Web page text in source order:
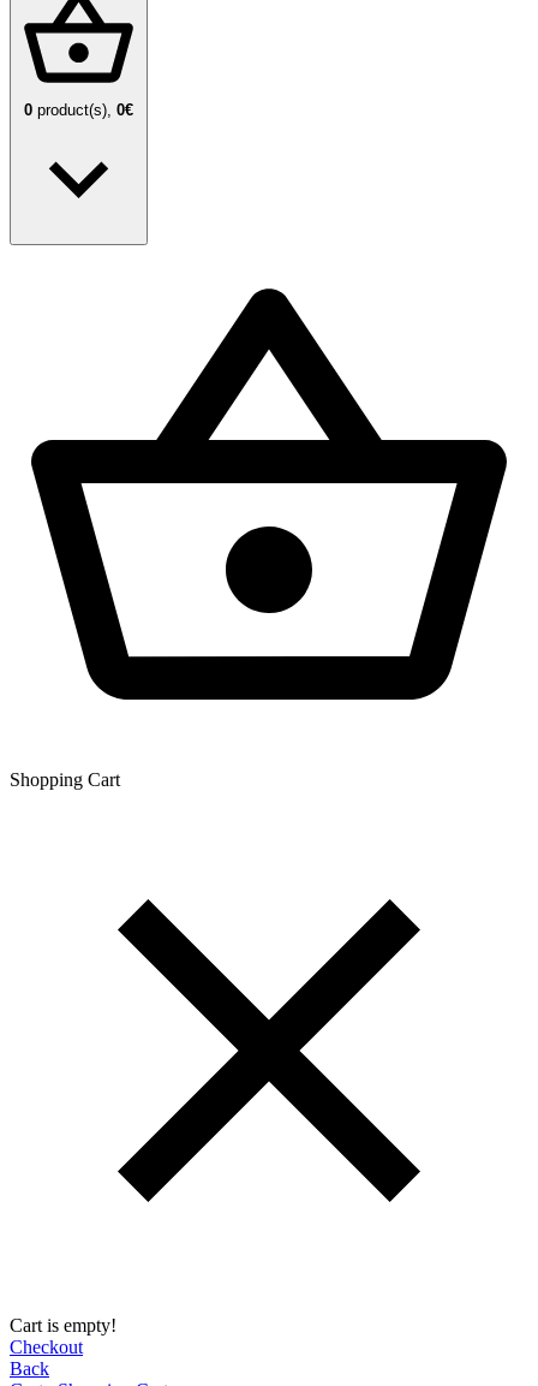
0 product(s), 0€
Shopping Сart
Cart is empty!
Checkout
Back